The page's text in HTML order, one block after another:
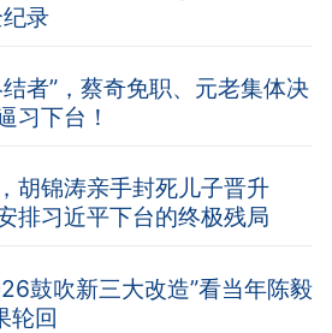
录
者”，蔡奇免职、元老集体决
习下台！
胡锦涛亲手封死儿子晋升
排习近平下台的终极残局
鼓吹新三大改造”看当年陈毅
轮回